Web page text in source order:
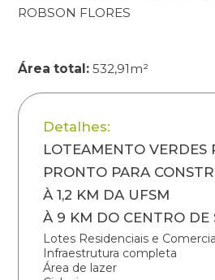
ROBSON FLORES
Área total:532,91m²
Detalhes:
LOTEAMENTO VERDES
PRONTO PARA
À 1,2 KM DA UFSM
À 9 KM DO CENTRO DE
Lotes Residenciais e
Infraestrutura completa
Área de lazer